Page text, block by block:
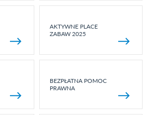
AKTYWNE PLACE
ZABAW 2025
BEZPŁATNA POMOC
PRAWNA